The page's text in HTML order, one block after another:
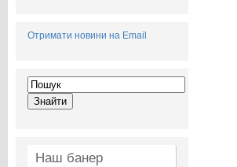
Отримати новини на Email
Наш банер